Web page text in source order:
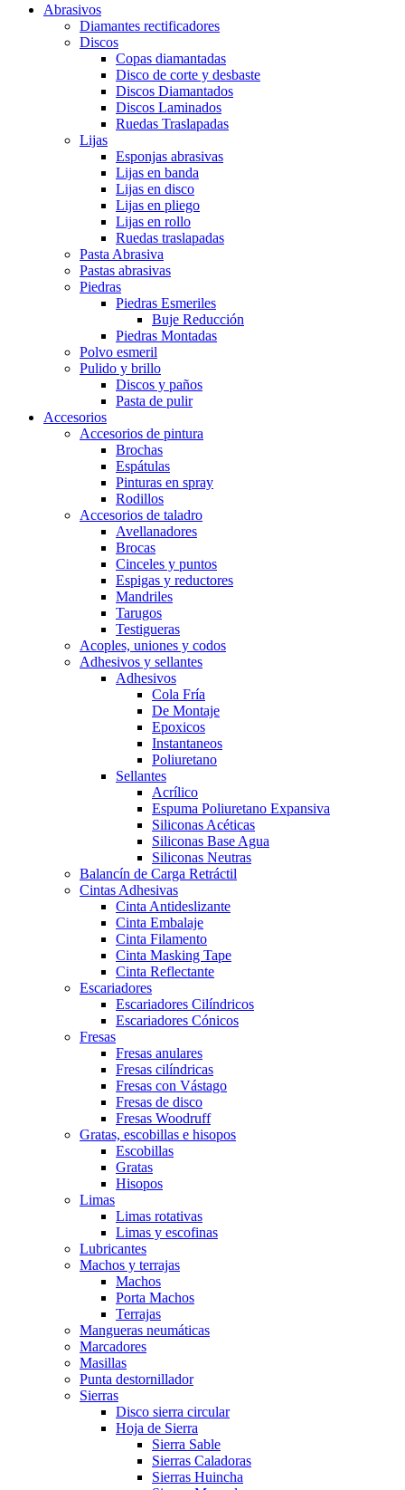
Abrasivos
Diamantes rectificadores
Discos
Copas diamantadas
Disco de corte y desbaste
Discos Diamantados
Discos Laminados
Ruedas Traslapadas
Lijas
Esponjas abrasivas
Lijas en banda
Lijas en disco
Lijas en pliego
Lijas en rollo
Ruedas traslapadas
Pasta Abrasiva
Pastas abrasivas
Piedras
Piedras Esmeriles
Buje Reducción
Piedras Montadas
Polvo esmeril
Pulido y brillo
Discos y paños
Pasta de pulir
Accesorios
Accesorios de pintura
Brochas
Espátulas
Pinturas en spray
Rodillos
Accesorios de taladro
Avellanadores
Brocas
Cinceles y puntos
Espigas y reductores
Mandriles
Tarugos
Testigueras
Acoples, uniones y codos
Adhesivos y sellantes
Adhesivos
Cola Fría
De Montaje
Epoxicos
Instantaneos
Poliuretano
Sellantes
Acrílico
Espuma Poliuretano Expansiva
Siliconas Acéticas
Siliconas Base Agua
Siliconas Neutras
Balancín de Carga Retráctil
Cintas Adhesivas
Cinta Antideslizante
Cinta Embalaje
Cinta Filamento
Cinta Masking Tape
Cinta Reflectante
Escariadores
Escariadores Cilíndricos
Escariadores Cónicos
Fresas
Fresas anulares
Fresas cilíndricas
Fresas con Vástago
Fresas de disco
Fresas Woodruff
Gratas, escobillas e hisopos
Escobillas
Gratas
Hisopos
Limas
Limas rotativas
Limas y escofinas
Lubricantes
Machos y terrajas
Machos
Porta Machos
Terrajas
Mangueras neumáticas
Marcadores
Masillas
Punta destornillador
Sierras
Disco sierra circular
Hoja de Sierra
Sierra Sable
Sierras Caladoras
Sierras Huincha